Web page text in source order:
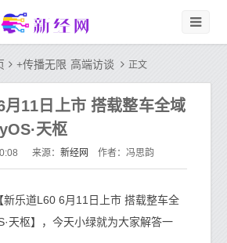
+传播无限 高端访谈 正文
月11日上市 搭载整车全域
天枢
来源： 新经网 作者：冯思韵
新乐道L60 6月11日上市 搭载整车全
天枢】，今天小绿就为大家解答一